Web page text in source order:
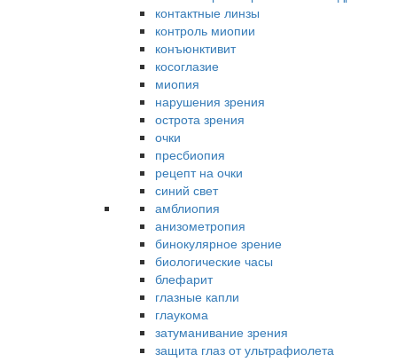
контактные линзы
контроль миопии
конъюнктивит
косоглазие
миопия
нарушения зрения
острота зрения
очки
пресбиопия
рецепт на очки
синий свет
амблиопия
анизометропия
бинокулярное зрение
биологические часы
блефарит
глазные капли
глаукома
затуманивание зрения
защита глаз от ультрафиолета